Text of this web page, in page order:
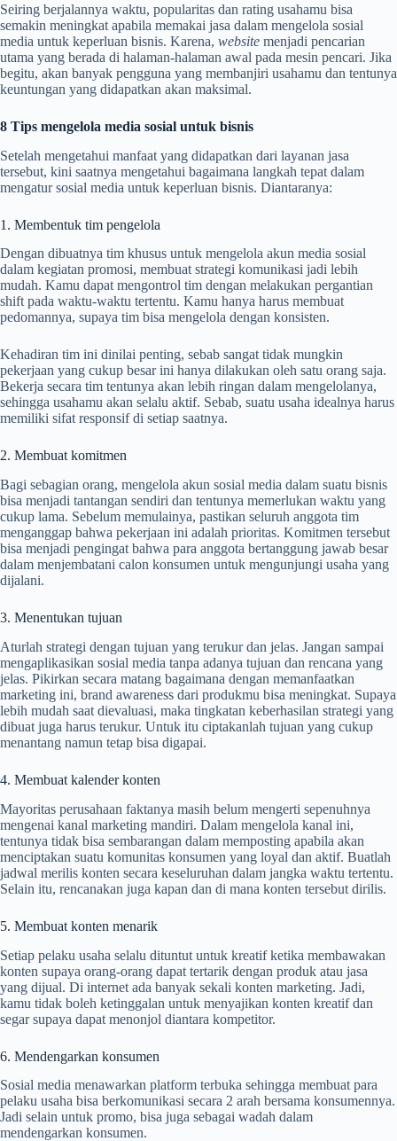
Seiring berjalannya waktu, popularitas dan rating usahamu bisa
semakin meningkat apabila memakai jasa dalam mengelola sosial
media untuk keperluan bisnis. Karena, website menjadi pencarian
utama yang berada di halaman-halaman awal pada mesin pencari. Jika
begitu, akan banyak pengguna yang membanjiri usahamu dan tentunya
keuntungan yang didapatkan akan maksimal.
8 Tips mengelola media sosial untuk bisnis
Setelah mengetahui manfaat yang didapatkan dari layanan jasa
tersebut, kini saatnya mengetahui bagaimana langkah tepat dalam
mengatur sosial media untuk keperluan bisnis. Diantaranya:
1. Membentuk tim pengelola
Dengan dibuatnya tim khusus untuk mengelola akun media sosial
dalam kegiatan promosi, membuat strategi komunikasi jadi lebih
mudah. Kamu dapat mengontrol tim dengan melakukan pergantian
shift pada waktu-waktu tertentu. Kamu hanya harus membuat
pedomannya, supaya tim bisa mengelola dengan konsisten.
Kehadiran tim ini dinilai penting, sebab sangat tidak mungkin
pekerjaan yang cukup besar ini hanya dilakukan oleh satu orang saja.
Bekerja secara tim tentunya akan lebih ringan dalam mengelolanya,
sehingga usahamu akan selalu aktif. Sebab, suatu usaha idealnya harus
memiliki sifat responsif di setiap saatnya.
2. Membuat komitmen
Bagi sebagian orang, mengelola akun sosial media dalam suatu bisnis
bisa menjadi tantangan sendiri dan tentunya memerlukan waktu yang
cukup lama. Sebelum memulainya, pastikan seluruh anggota tim
menganggap bahwa pekerjaan ini adalah prioritas. Komitmen tersebut
bisa menjadi pengingat bahwa para anggota bertanggung jawab besar
dalam menjembatani calon konsumen untuk mengunjungi usaha yang
dijalani.
3. Menentukan tujuan
Aturlah strategi dengan tujuan yang terukur dan jelas. Jangan sampai
mengaplikasikan sosial media tanpa adanya tujuan dan rencana yang
jelas. Pikirkan secara matang bagaimana dengan memanfaatkan
marketing ini, brand awareness dari produkmu bisa meningkat. Supaya
lebih mudah saat dievaluasi, maka tingkatan keberhasilan strategi yang
dibuat juga harus terukur. Untuk itu ciptakanlah tujuan yang cukup
menantang namun tetap bisa digapai.
4. Membuat kalender konten
Mayoritas perusahaan faktanya masih belum mengerti sepenuhnya
mengenai kanal marketing mandiri. Dalam mengelola kanal ini,
tentunya tidak bisa sembarangan dalam memposting apabila akan
menciptakan suatu komunitas konsumen yang loyal dan aktif. Buatlah
jadwal merilis konten secara keseluruhan dalam jangka waktu tertentu.
Selain itu, rencanakan juga kapan dan di mana konten tersebut dirilis.
5. Membuat konten menarik
Setiap pelaku usaha selalu dituntut untuk kreatif ketika membawakan
konten supaya orang-orang dapat tertarik dengan produk atau jasa
yang dijual. Di internet ada banyak sekali konten marketing. Jadi,
kamu tidak boleh ketinggalan untuk menyajikan konten kreatif dan
segar supaya dapat menonjol diantara kompetitor.
6. Mendengarkan konsumen
Sosial media menawarkan platform terbuka sehingga membuat para
pelaku usaha bisa berkomunikasi secara 2 arah bersama konsumennya.
Jadi selain untuk promo, bisa juga sebagai wadah dalam
mendengarkan konsumen.